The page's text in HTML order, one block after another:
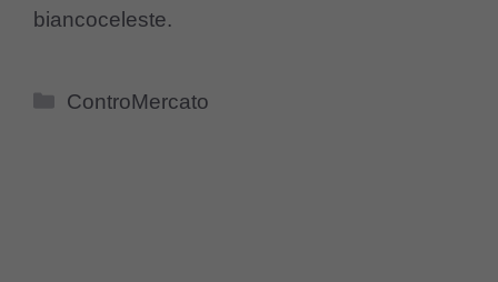
biancoceleste.
Categorie
ControMercato